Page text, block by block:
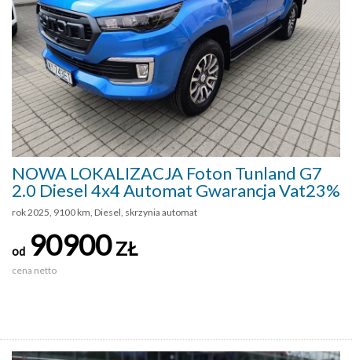
NOWA LOKALIZACJA Foton Tunland G7
2.0 Diesel 4x4 Automat Gwarancja Vat23%
rok 2025, 9100 km, Diesel, skrzynia automat
od 90900ZŁ
cena netto